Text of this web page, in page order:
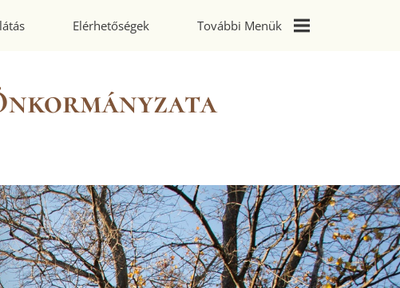
Elérhetőségek További Menük
Civil Szervezetek
Hitélet